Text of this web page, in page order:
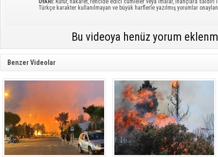
UYARI: Küfür, hakaret, rencide edici cümleler veya imalar, inançlara saldırı
Türkçe karakter kullanılmayan ve büyük harflerle yazılmış yorumlar
Bu videoya henüz yorum
Benzer Videolar